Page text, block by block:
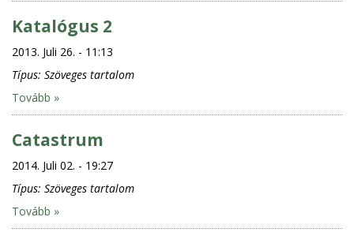
Katalógus 2
2013. Juli 26. - 11:13
Típus: Szöveges tartalom
Tovább »
Catastrum
2014. Juli 02. - 19:27
Típus: Szöveges tartalom
Tovább »